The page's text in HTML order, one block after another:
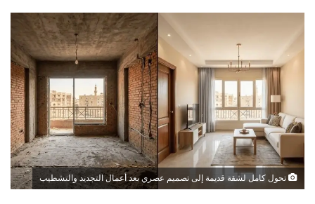
تحول كامل لشقة قديمة إلى تصميم عصري بعد أعمال التجديد والتشطيب